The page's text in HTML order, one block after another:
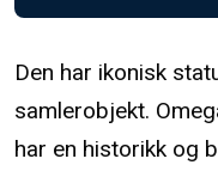
Den har ikonisk
samlerobjekt.
har en historikk og